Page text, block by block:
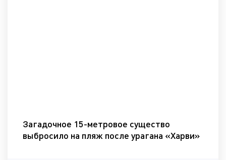
Загадочное 15-метровое существо
выбросило на пляж после урагана «Харви»